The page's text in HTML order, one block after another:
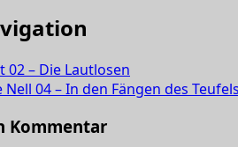
02 – Die Lautlosen
Nell 04 – In den Fängen des Teufels
Kommentar